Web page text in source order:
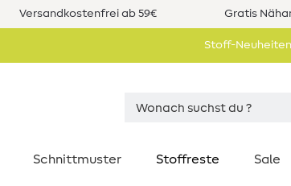
Versandkostenfrei ab 59€ Gratis
Stoff-
Schnittmuster Stoffreste Sale